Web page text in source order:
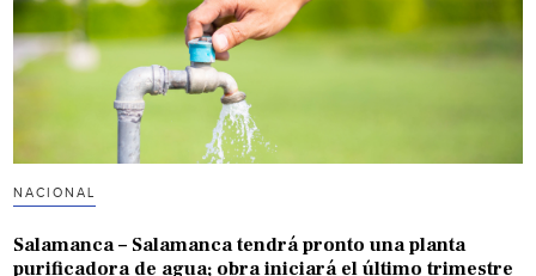
NACIONAL
Salamanca – Salamanca tendrá pronto una planta
purificadora de agua; obra iniciará el último trimestre